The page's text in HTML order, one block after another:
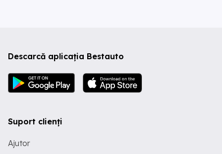
Descarcă aplicația Bestauto
Suport clienți
Ajutor